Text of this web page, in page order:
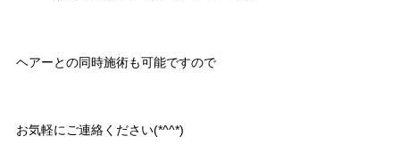
ヘアーとの同時施術も可能ですので
お気軽にご連絡ください(*^^*)